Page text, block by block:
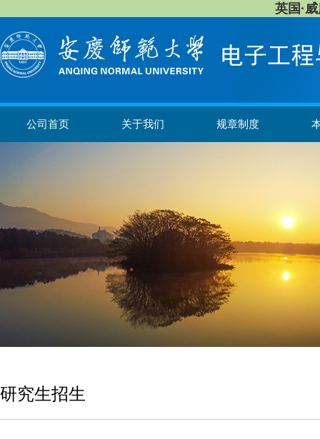
英国·
公司首页 关于我们 规章制度
研究生招生